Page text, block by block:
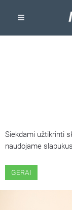
Siekdami užtikrinti
naudojame
GERAI